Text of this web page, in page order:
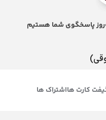
کارت هااشتراک ها